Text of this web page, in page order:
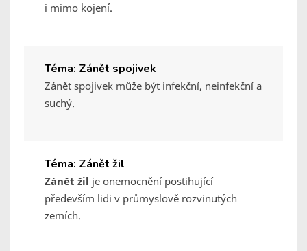
i mimo kojení.
Téma: Zánět spojivek
Zánět spojivek může být infekční, neinfekční a
suchý.
Téma: Zánět žil
Zánět žil je onemocnění postihující
především lidi v průmyslově rozvinutých
zemích.